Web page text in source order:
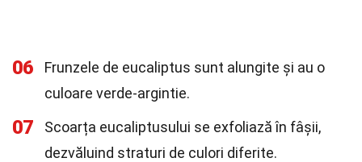
06
Frunzele de eucaliptus sunt alungite și au o
culoare verde-argintie.
07
Scoarța eucaliptusului se exfoliază în fâșii,
dezvăluind straturi de culori diferite.